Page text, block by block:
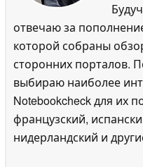
отвечаю за
которой собраны
сторонних порталов.
выбираю наиболее
Notebookcheck для их
французский,
нидерландский и